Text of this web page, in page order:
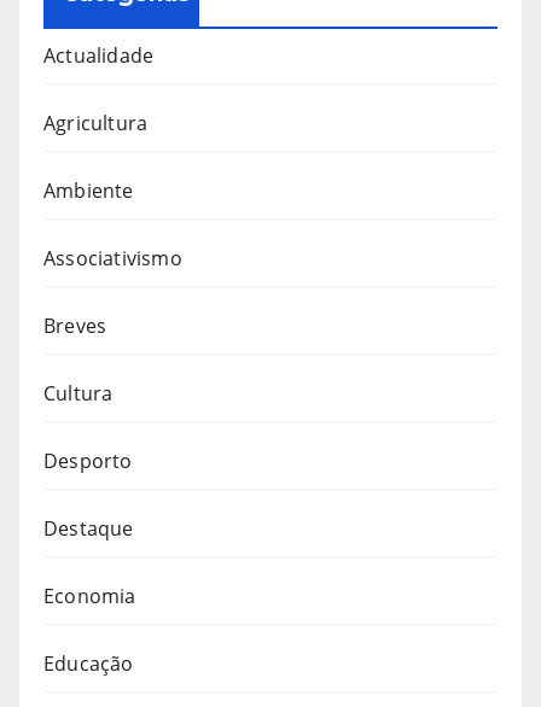
Actualidade
Agricultura
Ambiente
Associativismo
Breves
Cultura
Desporto
Destaque
Economia
Educação